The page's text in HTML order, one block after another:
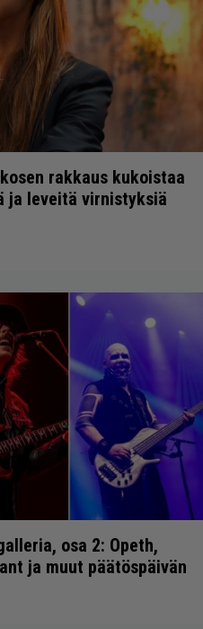
rakkaus kukoistaa
ja leveitä virnistyksiä
osa 2: Opeth,
ja muut päätöspäivän